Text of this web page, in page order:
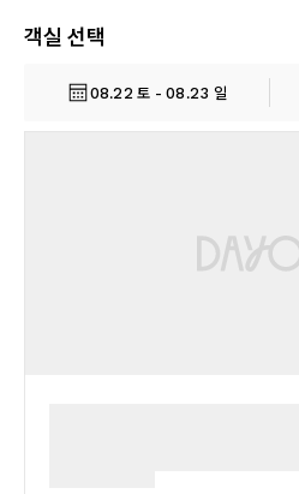
객실 선택
08.22 토 - 08.23 일